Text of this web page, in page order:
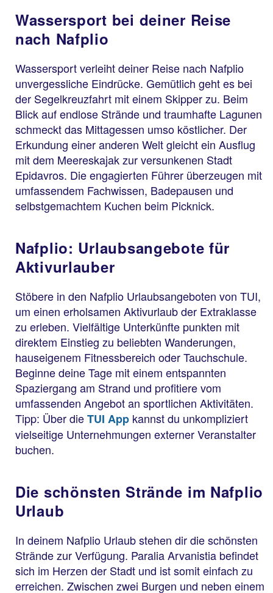
Wassersport bei deiner Reise
nach Nafplio
Wassersport verleiht deiner Reise nach Nafplio
unvergessliche Eindrücke. Gemütlich geht es bei
der Segelkreuzfahrt mit einem Skipper zu. Beim
Blick auf endlose Strände und traumhafte Lagunen
schmeckt das Mittagessen umso köstlicher. Der
Erkundung einer anderen Welt gleicht ein Ausflug
mit dem Meereskajak zur versunkenen Stadt
Epidavros. Die engagierten Führer überzeugen mit
umfassendem Fachwissen, Badepausen und
selbstgemachtem Kuchen beim Picknick.
Nafplio: Urlaubsangebote für
Aktivurlauber
Stöbere in den Nafplio Urlaubsangeboten von TUI,
um einen erholsamen Aktivurlaub der Extraklasse
zu erleben. Vielfältige Unterkünfte punkten mit
direktem Einstieg zu beliebten Wanderungen,
hauseigenem Fitnessbereich oder Tauchschule.
Beginne deine Tage mit einem entspannten
Spaziergang am Strand und profitiere vom
umfassenden Angebot an sportlichen Aktivitäten.
Tipp: Über dieTUI App kannst du unkompliziert
vielseitige Unternehmungen externer Veranstalter
buchen.
Die schönsten Strände im Nafplio
Urlaub
In deinem Nafplio Urlaub stehen dir die schönsten
Strände zur Verfügung. Paralia Arvanistia befindet
sich im Herzen der Stadt und ist somit einfach zu
erreichen. Zwischen zwei Burgen und neben einem